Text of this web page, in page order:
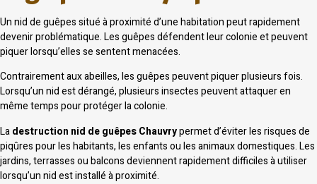
Un nid de guêpes situé à proximité d’une habitation peut rapidement
devenir problématique. Les guêpes défendent leur colonie et peuvent
piquer lorsqu’elles se sentent menacées.
Contrairement aux abeilles, les guêpes peuvent piquer plusieurs fois.
Lorsqu’un nid est dérangé, plusieurs insectes peuvent attaquer en
même temps pour protéger la colonie.
Ladestruction nid de guêpes Chauvrypermet d’éviter les risques de
piqûres pour les habitants, les enfants ou les animaux domestiques. Les
jardins, terrasses ou balcons deviennent rapidement difficiles à utiliser
lorsqu’un nid est installé à proximité.